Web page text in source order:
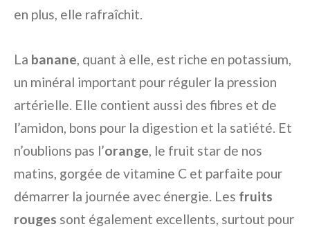
en plus, elle rafraîchit.
La banane, quant à elle, est riche en potassium,
un minéral important pour réguler la pression
artérielle. Elle contient aussi des fibres et de
l’amidon, bons pour la digestion et la satiété. Et
n’oublions pas l’orange, le fruit star de nos
matins, gorgée de vitamine C et parfaite pour
démarrer la journée avec énergie. Les fruits
rouges sont également excellents, surtout pour